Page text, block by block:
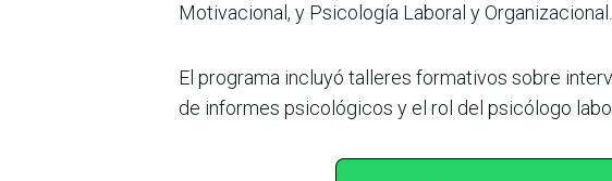
Motivacional, y Psicología Laboral y Organizacional.
El programa incluyó talle­res formativos sobre
de informes psico­lógicos y el rol del psicólogo